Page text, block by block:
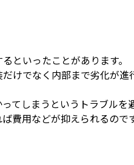
といったことがあります。
でなく内部まで劣化が
てしまうというトラブル
費用などが抑えられるのです